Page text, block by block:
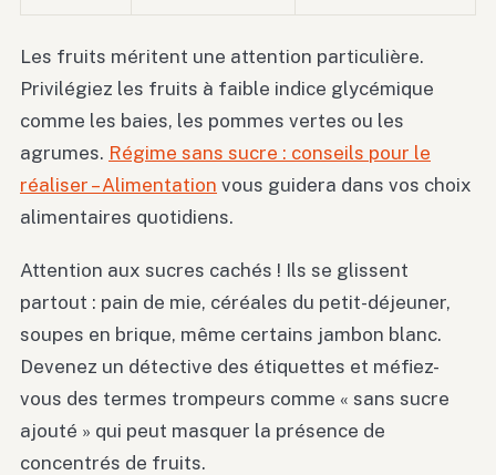
Les fruits méritent une attention particulière.
Privilégiez les fruits à faible indice glycémique
comme les baies, les pommes vertes ou les
agrumes. Régime sans sucre : conseils pour le
réaliser – Alimentation vous guidera dans vos choix
alimentaires quotidiens.
Attention aux sucres cachés ! Ils se glissent
partout : pain de mie, céréales du petit-déjeuner,
soupes en brique, même certains jambon blanc.
Devenez un détective des étiquettes et méfiez-
vous des termes trompeurs comme « sans sucre
ajouté » qui peut masquer la présence de
concentrés de fruits.